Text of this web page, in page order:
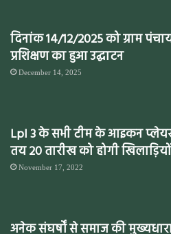
दिनांक 14/12/2025 को ग्राम
प्रशिक्षण का हुआ उद्घाटन
December 14, 2025
Lpl 3 के सभी टीम के आइकन
तय 20 तारीख को होगी
November 17, 2022
अनेक संघर्षों से समाज की